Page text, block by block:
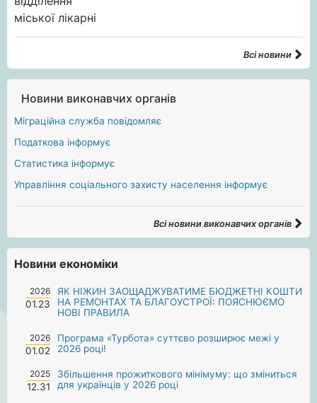
Всі новини
Новини виконавчих органів
Міграційна служба повідомляє
Податкова інформує
Статистика інформує
Управління соціального захисту населення інформує
Всі новини виконавчих органів
Новини економіки
2026
01.23
ЯК НІЖИН ЗАОЩАДЖУВАТИМЕ БЮДЖЕТНІ КОШТИ
НА РЕМОНТАХ ТА БЛАГОУСТРОЇ: ПОЯСНЮЄМО
НОВІ ПРАВИЛА
2026
01.02
Програма «Турбота» суттєво розширює межі у
2026 році!
2025
12.31
Збільшення прожиткового мінімуму: що зміниться
для українців у 2026 році